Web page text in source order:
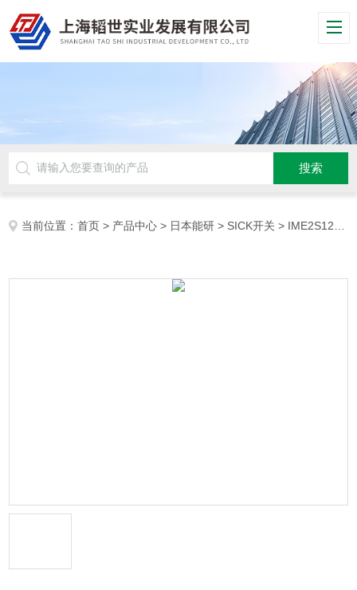
当前位置：首页 > 产品中心 > 日本能研 > SICK开关 > IME2S12-08N4DC0德国西克SICK感应安全开关